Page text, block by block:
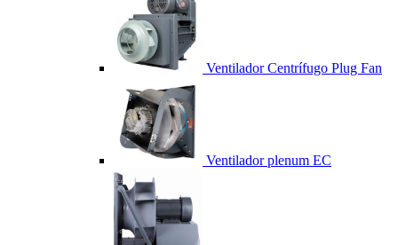
Ventilador Centrífugo Plug Fan
Ventilador plenum EC